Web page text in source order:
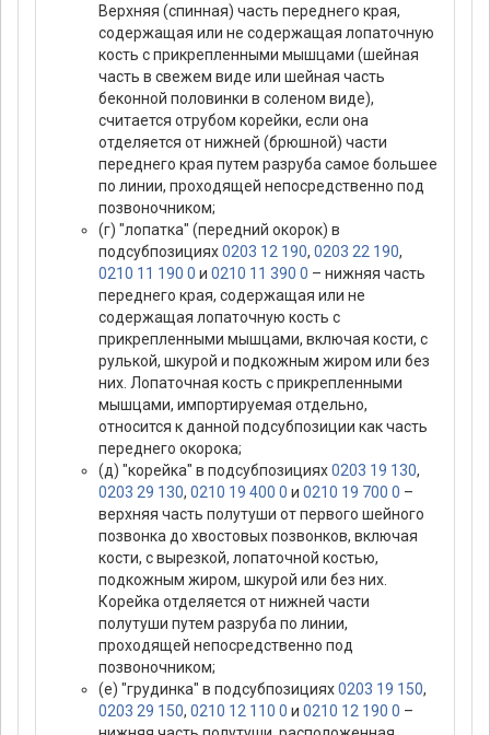
Верхняя (спинная) часть переднего края,
содержащая или не содержащая лопаточную
кость с прикрепленными мышцами (шейная
часть в свежем виде или шейная часть
беконной половинки в соленом виде),
считается отрубом корейки, если она
отделяется от нижней (брюшной) части
переднего края путем разруба самое большее
по линии, проходящей непосредственно под
позвоночником;
(г) "лопатка" (передний окорок) в
подсубпозициях0203 12 190, 0203 22 190,
0210 11 190 0 и 0210 11 390 0 – нижняя часть
переднего края, содержащая или не
содержащая лопаточную кость с
прикрепленными мышцами, включая кости, с
рулькой, шкурой и подкожным жиром или без
них. Лопаточная кость с прикрепленными
мышцами, импортируемая отдельно,
относится к данной подсубпозиции как часть
переднего окорока;
(д) "корейка" в подсубпозициях0203 19 130,
0203 29 130, 0210 19 400 0 и 0210 19 700 0 –
верхняя часть полутуши от первого шейного
позвонка до хвостовых позвонков, включая
кости, с вырезкой, лопаточной костью,
подкожным жиром, шкурой или без них.
Корейка отделяется от нижней части
полутуши путем разруба по линии,
проходящей непосредственно под
позвоночником;
(е) "грудинка" в подсубпозициях0203 19 150,
0203 29 150, 0210 12 110 0 и 0210 12 190 0 –